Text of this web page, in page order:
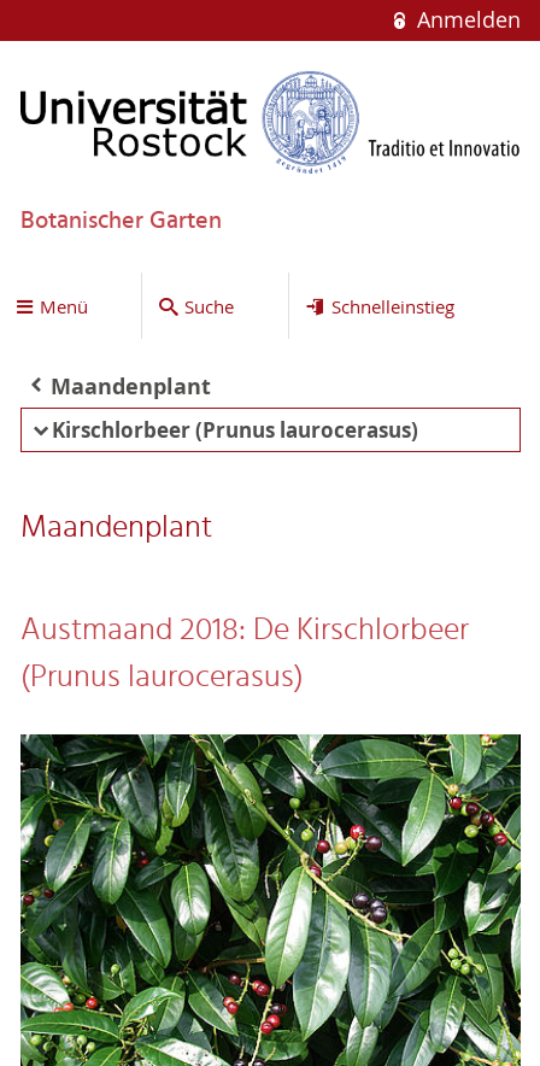
Anmelden
Botanischer Garten
Menü Suche Schnelleinstieg
Maandenplant
Kirschlorbeer (Prunus laurocerasus)
Maandenplant
Austmaand 2018: De Kirschlorbeer
(Prunus laurocerasus)